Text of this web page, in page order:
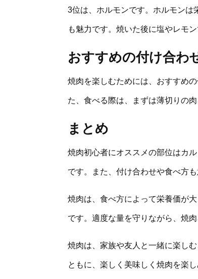
3位は、ホルモンです。ホルモンは
も魅力です。焼いた後に塩やレモ
おすすめの付け合わ
焼肉を楽しむためには、おすすめ
た、食べる際は、まずは薄切りの
まとめ
焼肉初心者にオススメの部位はカ
です。また、付け合わせや食べ方
焼肉は、食べ方によって栄養価が
です。適度な量を守りながら、焼
焼肉は、家族や友人と一緒に楽し
ともに、楽しく美味しく焼肉を楽し